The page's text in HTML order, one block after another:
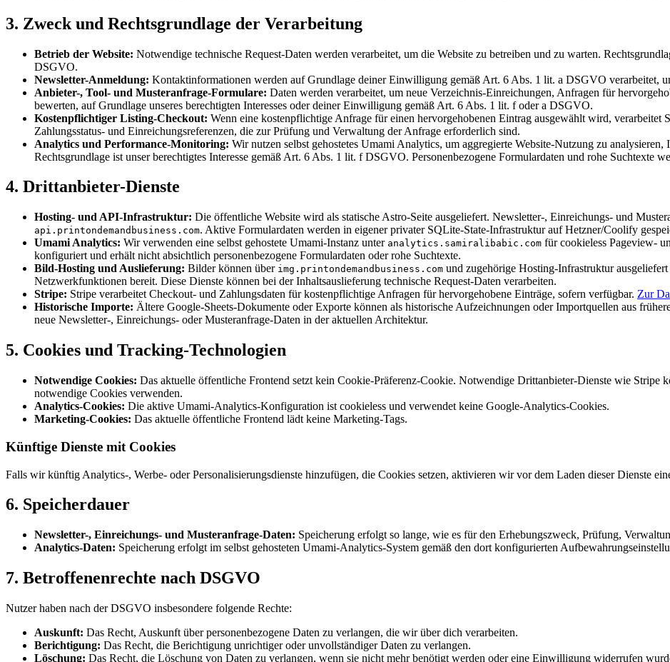
3. Zweck und Rechtsgrundlage der Verarbeitung
Betrieb der Website: Notwendige technische Request-Daten werden verarbeitet, um die Website zu betreiben und zu warten.
DSGVO.
Newsletter-Anmeldung: Kontaktinformationen werden auf Grundlage deiner Einwilligung gemäß Art. 6 Abs. 1 lit. a DSGVO verarbeitet,
Anbieter-, Tool- und Musteranfrage-Formulare: Daten werden verarbeitet, um neue Verzeichnis-Einreichungen, Anfragen für
bewerten, auf Grundlage unseres berechtigten Interesses oder deiner Einwilligung gemäß Art. 6 Abs. 1 lit. f oder a DSGVO.
Kostenpflichtiger Listing-Checkout: Wenn eine kostenpflichtige Anfrage für einen hervorgehobenen Eintrag ausgewählt wird, verarbeitet
Zahlungsstatus- und Einreichungsreferenzen, die zur Prüfung und Verwaltung der Anfrage erforderlich sind.
Analytics und Performance-Monitoring: Wir nutzen selbst gehostetes Umami Analytics, um aggregierte Website-Nutzung zu
Rechtsgrundlage ist unser berechtigtes Interesse gemäß Art. 6 Abs. 1 lit. f DSGVO. Personenbezogene Formulardaten und rohe Suchtexte
4. Drittanbieter-Dienste
Hosting- und API-Infrastruktur: Die öffentliche Website wird als statische Astro-Seite ausgeliefert. Newsletter-, Einreichungs- und
api.printondemandbusiness.com. Aktive Formulardaten werden in eigener privater SQLite-State-Infrastruktur auf Hetzner/Coolify
Umami Analytics: Wir verwenden eine selbst gehostete Umami-Instanz unter analytics.samiralibabic.com für cookieless Pageview-
konfiguriert und erhält nicht absichtlich personenbezogene Formulardaten oder rohe Suchtexte.
Bild-Hosting und Auslieferung: Bilder können über img.printondemandbusiness.com und zugehörige Hosting-Infrastruktur
Netzwerkfunktionen bereit. Diese Dienste können bei der Inhaltsauslieferung technische Request-Daten verarbeiten.
Stripe: Stripe verarbeitet Checkout- und Zahlungsdaten für kostenpflichtige Anfragen für hervorgehobene Einträge, sofern verfügbar. Zur
Historische Importe: Ältere Google-Sheets-Dokumente oder Exporte können als historische Aufzeichnungen oder Importquellen aus
neue Newsletter-, Einreichungs- oder Musteranfrage-Daten in der aktuellen Architektur.
5. Cookies und Tracking-Technologien
Notwendige Cookies: Das aktuelle öffentliche Frontend setzt kein Cookie-Präferenz-Cookie. Notwendige Drittanbieter-Dienste wie Stripe
notwendige Cookies verwenden.
Analytics-Cookies: Die aktive Umami-Analytics-Konfiguration ist cookieless und verwendet keine Google-Analytics-Cookies.
Marketing-Cookies: Das aktuelle öffentliche Frontend lädt keine Marketing-Tags.
Künftige Dienste mit Cookies
Falls wir künftig Analytics-, Werbe- oder Personalisierungsdienste hinzufügen, die Cookies setzen, aktivieren wir vor dem Laden dieser Dienste
6. Speicherdauer
Newsletter-, Einreichungs- und Musteranfrage-Daten: Speicherung erfolgt so lange, wie es für den Erhebungszweck, Prüfung,
Analytics-Daten: Speicherung erfolgt im selbst gehosteten Umami-Analytics-System gemäß den dort konfigurierten
7. Betroffenenrechte nach DSGVO
Nutzer haben nach der DSGVO insbesondere folgende Rechte:
Auskunft: Das Recht, Auskunft über personenbezogene Daten zu verlangen, die wir über dich verarbeiten.
Berichtigung: Das Recht, die Berichtigung unrichtiger oder unvollständiger Daten zu verlangen.
Löschung: Das Recht, die Löschung von Daten zu verlangen, wenn sie nicht mehr benötigt werden oder eine Einwilligung widerrufen